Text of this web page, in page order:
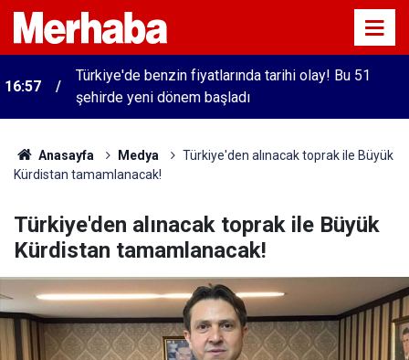
16:57
Türkiye'de benzin fiyatlarında tarihi olay! Bu 51
şehirde yeni dönem başladı
Anasayfa Medya
Türkiye'den alınacak toprak ile Büyük
Kürdistan tamamlanacak!
Türkiye'den alınacak toprak ile Büyük
Kürdistan tamamlanacak!